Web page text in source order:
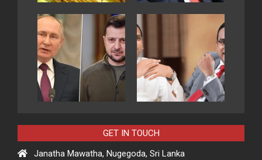
GET IN TOUCH
Janatha Mawatha, Nugegoda, Sri Lanka